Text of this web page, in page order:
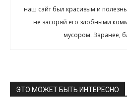
наш сайт был красивым и
не засоряй его злобными
мусором. Заранее,
ЭТО МОЖЕТ БЫТЬ ИНТЕРЕСНО